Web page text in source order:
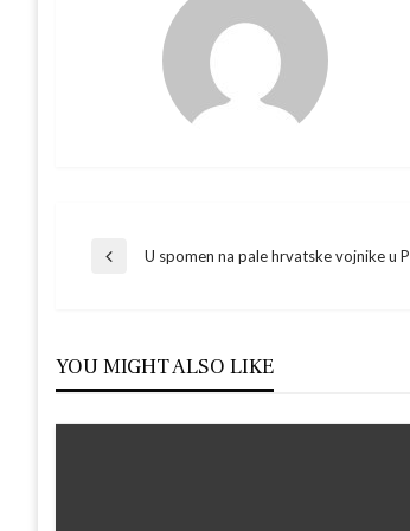
Navigacija
Previous
U spomen na pale hrvatske vojnike u
YOU MIGHT ALSO LIKE